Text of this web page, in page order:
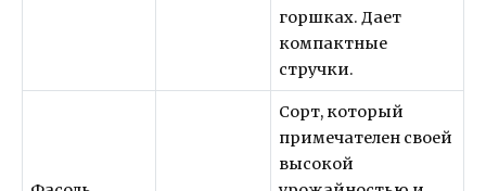
горшках. Дает
компактные
стручки.
Сорт, который
примечателен своей
высокой